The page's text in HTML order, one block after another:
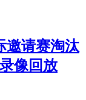
邀请赛淘汰
像回放